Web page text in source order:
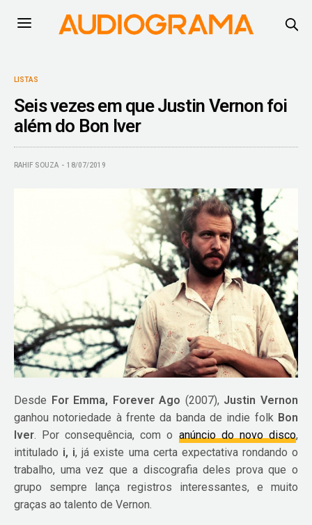
LISTAS
Seis vezes em que Justin Vernon foi
além do Bon Iver
RAHIF SOUZA 18/07/2019
Desde For Emma, Forever Ago (2007), Justin Vernon
ganhou notoriedade à frente da banda de indie folk Bon
Iver. Por consequência, com o anúncio do novo disco,
intitulado i, i, já existe uma certa expectativa rondando o
trabalho, uma vez que a discografia deles prova que o
grupo sempre lança registros interessantes, e muito
graças ao talento de Vernon.